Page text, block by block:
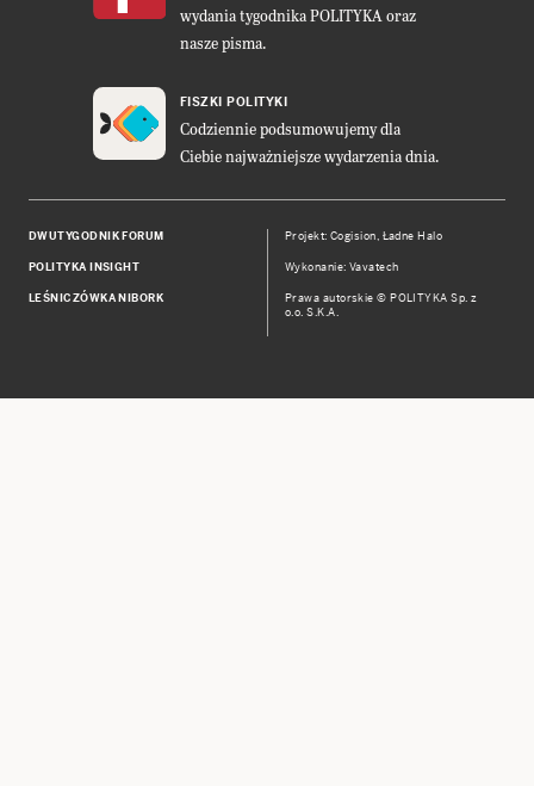
wydania tygodnika POLITYKA oraz
nasze pisma.
FISZKI POLITYKI
Codziennie podsumowujemy dla
Ciebie najważniejsze wydarzenia dnia.
DWUTYGODNIK FORUM
POLITYKA INSIGHT
LEŚNICZÓWKA NIBORK
Projekt:Cogision, Ładne Halo
Wykonanie: Vavatech
Prawa autorskie © POLITYKA Sp. z
o.o. S.K.A.